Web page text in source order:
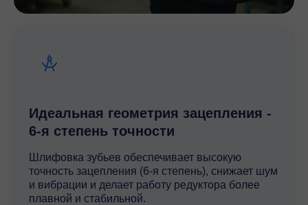
Идеальная геометрия зацепления -
6-я степень точности
Шлифовка зубьев обеспечивает высокую
точность зацепления (6-я степень), снижает шум
и вибрации и делает работу редуктора более
плавной и стабильной.